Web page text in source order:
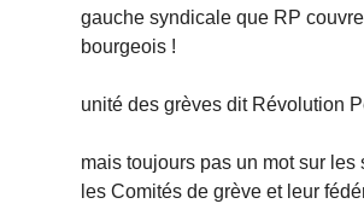
gauche syndicale que RP
bourgeois !
unité des grèves dit Révolution
mais toujours pas un mot sur
les Comités de grève et leur